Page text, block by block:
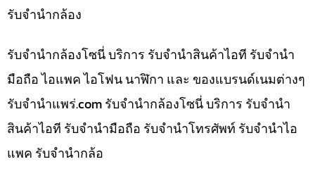
รับจำนำกล้อง
รับจำนำกล้องโซนี่ บริการ รับจำนำสินค้าไอที รับจำนำ
มือถือ ไอแพค ไอโฟน นาฬิกา และ ของแบรนด์เนมต่างๆ
รับจํานําแพร่.com รับจำนำกล้องโซนี่ บริการ รับจำนำ
สินค้าไอที รับจำนำมือถือ รับจำนำโทรศัพท์ รับจำนำไอ
แพค รับจำนำกล้อ